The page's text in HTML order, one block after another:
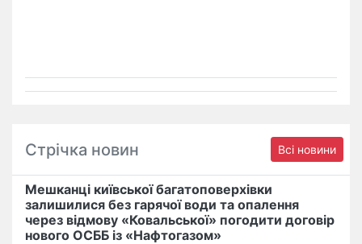
Стрічка новин Всі новини
Мешканці київської багатоповерхівки
залишилися без гарячої води та опалення
через відмову «Ковальської» погодити договір
нового ОСББ із «Нафтогазом»